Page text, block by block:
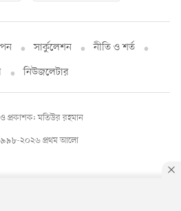
সার্কুলেশন
নীতি ও শর্ত
নিউজলেটার
১৯৯৮-২০২৬ প্রথম আলো
প্রকাশক: মতিউর রহমান